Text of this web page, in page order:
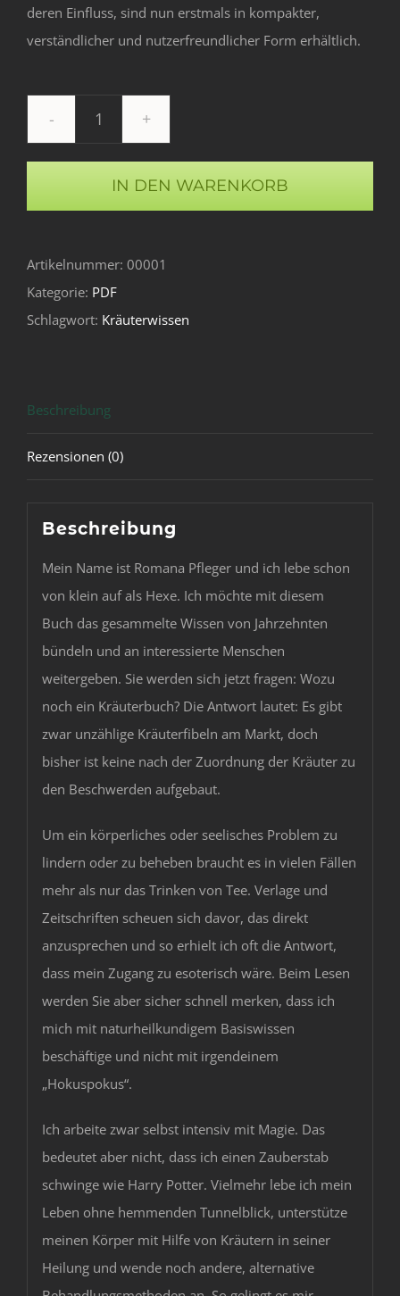
deren Einfluss, sind nun erstmals in kompakter,
verständlicher und nutzerfreundlicher Form erhältlich.
Kräuterwissen
Menge
IN DEN WARENKORB
Artikelnummer: 00001
Kategorie: PDF
Schlagwort: Kräuterwissen
Beschreibung
Rezensionen (0)
Beschreibung
Mein Name ist Romana Pfleger und ich lebe schon
von klein auf als Hexe. Ich möchte mit diesem
Buch das gesammelte Wissen von Jahrzehnten
bündeln und an interessierte Menschen
weitergeben. Sie werden sich jetzt fragen: Wozu
noch ein Kräuterbuch? Die Antwort lautet: Es gibt
zwar unzählige Kräuterfibeln am Markt, doch
bisher ist keine nach der Zuordnung der Kräuter zu
den Beschwerden aufgebaut.
Um ein körperliches oder seelisches Problem zu
lindern oder zu beheben braucht es in vielen Fällen
mehr als nur das Trinken von Tee. Verlage und
Zeitschriften scheuen sich davor, das direkt
anzusprechen und so erhielt ich oft die Antwort,
dass mein Zugang zu esoterisch wäre. Beim Lesen
werden Sie aber sicher schnell merken, dass ich
mich mit naturheilkundigem Basiswissen
beschäftige und nicht mit irgendeinem
„Hokuspokus“.
Ich arbeite zwar selbst intensiv mit Magie. Das
bedeutet aber nicht, dass ich einen Zauberstab
schwinge wie Harry Potter. Vielmehr lebe ich mein
Leben ohne hemmenden Tunnelblick, unterstütze
meinen Körper mit Hilfe von Kräutern in seiner
Heilung und wende noch andere, alternative